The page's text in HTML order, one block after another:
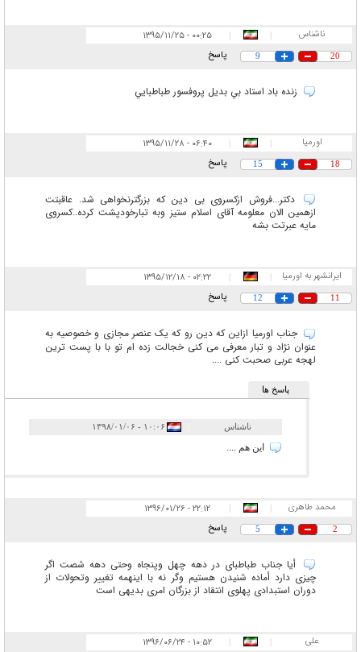
ناشناس |
| ۰۰:۲۵ - ۱۳۹۵/۱۱/۲۵
20
9 پاسخ
زنده باد استاد بي بديل پروفسور طباطبايي
اورمیا |
| ۰۶:۴۰ - ۱۳۹۵/۱۱/۲۸
18
15 پاسخ
دکتر...فروش ازکسروی بی دین که بزرگترنخواهی شد. عاقبتت
ازهمین الان معلومه آقای اسلام ستیز وبه تبارخودپشت کرده..کسروی
مایه عبرتت بشه
ایرانشهر به اورمیا ۰۲:۲۲ - ۱۳۹۵/۱۲/۱۸
11
12 پاسخ
جناب اورمیا ازاین که دین رو که یک عنصر مجازی و خصوصیه به
عنوان نژاد و تبار معرفی می کنی خجالت زده ام تو با با پست ترین
لهجه عربی صحبت کنی ....
پاسخ ها
ناشناس ۱۰:۰۶ - ۱۳۹۸/۰۱/۰۶
این هم ....
محمد طاهری |
| ۲۲:۱۲ - ۱۳۹۶/۰۱/۲۶
2
5 پاسخ
أیا جناب طباطبای در دهه چهل وپنجاه وحتی دهه شصت اگر
چیزی دارد أماده شنیدن هستیم وگر نه با اینهمه تغییر وتحولات از
دوران استبدادی پهلوی انتقاد از بزرگان امری بدیهی است
علی |
| ۱۰:۵۲ - ۱۳۹۶/۰۶/۲۴